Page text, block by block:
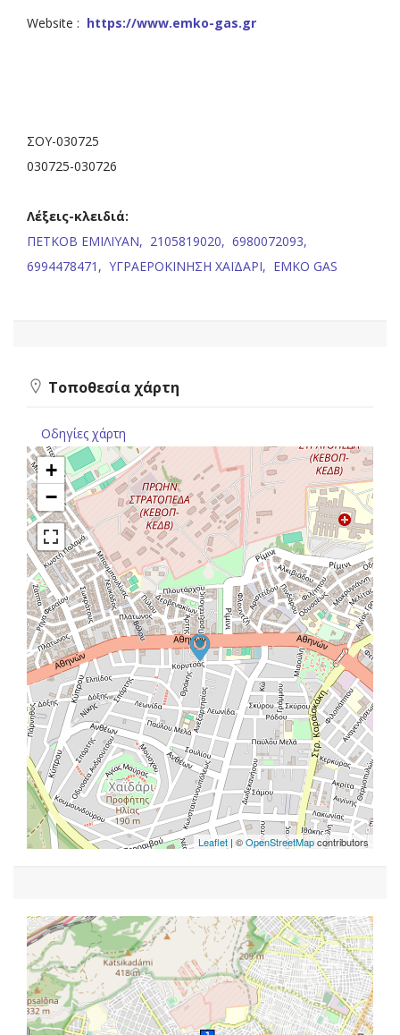
Website : https://www.emko-gas.gr
ΣΟΥ-030725
030725-030726
Λέξεις-κλειδιά:
ΠΕΤΚΟΒ ΕΜΙΛΙΥΑΝ, 2105819020, 6980072093,
6994478471, ΥΓΡΑΕΡΟΚΙΝΗΣΗ ΧΑΪΔΑΡΙ, EMKO GAS
Τοποθεσία χάρτη
Οδηγίες χάρτη
+
−
Leaflet | ©OpenStreetMapcontributors